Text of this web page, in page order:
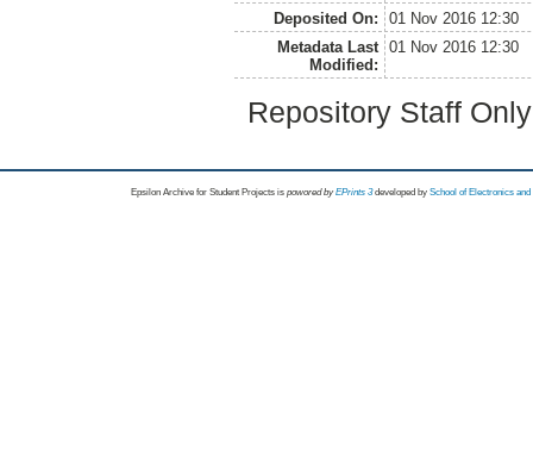
Deposited On:
01 Nov 2016 12:30
Metadata Last
Modified:
01 Nov 2016 12:30
Repository Staff
Epsilon Archive for Student Projects is powored byEPrints 3 developed by School of Electronics